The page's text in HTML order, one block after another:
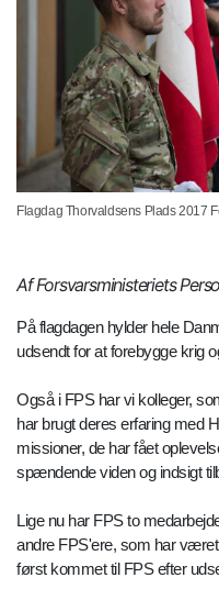
Flagdag Thorvaldsens Plads 2017
Af Forsvarsministeriets
På flagdagen hylder hele
udsendt for at forebygge krig
Også i FPS har vi kolleger,
har brugt deres erfaring med
missioner, de har fået
spændende viden og indsigt
Lige nu har FPS to
andre FPS'ere, som har
først kommet til FPS efter